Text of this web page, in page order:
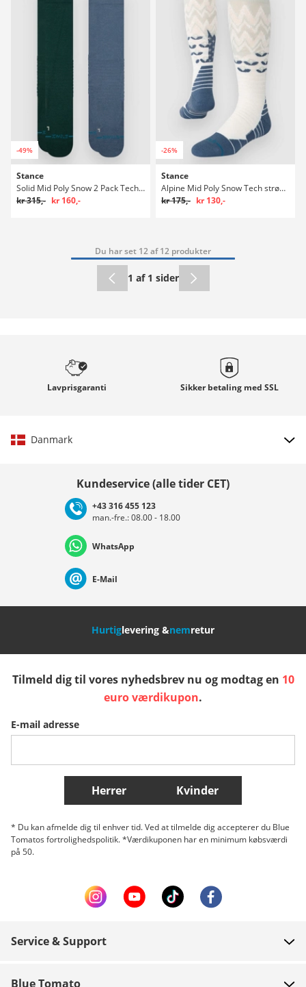
-49%
Stance
Solid Mid Poly Snow 2 Pack Tech strømper
kr 315,- kr 160,-
-26%
Stance
Alpine Mid Poly Snow Tech strømper
kr 175,- kr 130,-
Du har set 12 af 12 produkter
1 af 1 sider
Lavprisgaranti Sikker betaling med SSL
Danmark
Deutschland Österreich
Nederland Italia (Italiano) Italien (Deutsch)
Slovenija
Belgique (Français) Danmark Norge
Flere lande
Kundeservice (alle tider CET)
+43 316 455 123
man.-fre.: 08.00 - 18.00
WhatsApp
E-Mail
Hurtiglevering &nemretur
Tilmeld dig til vores nyhedsbrev nu og modtag en 10
euro værdikupon.
E-mail adresse
Herrer Kvinder
* Du kan afmelde dig til enhver tid. Ved at tilmelde dig accepterer du Blue
Tomatos fortrolighedspolitik. *Værdikuponen har en minimum købsværdi
på 50.
Service & Support
Blue Tomato